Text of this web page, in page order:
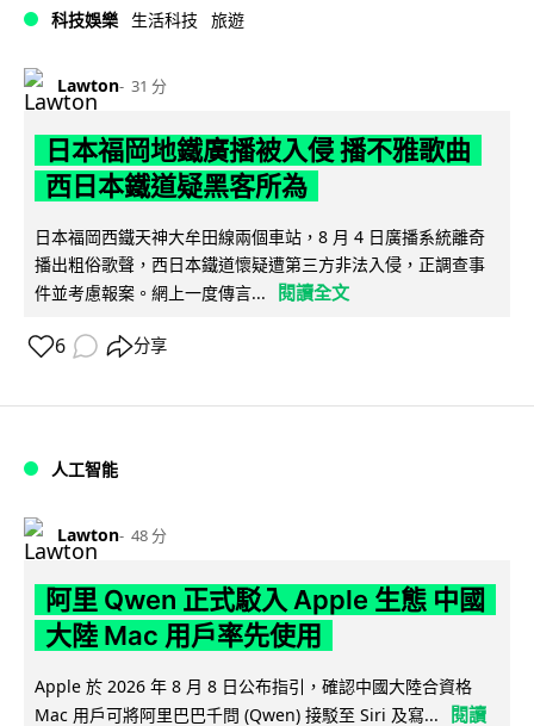
科技娛樂 生活科技 旅遊
Lawton 31 分
日本福岡地鐵廣播被入侵 播不雅歌曲
西日本鐵道疑黑客所為
日本福岡西鐵天神大牟田線兩個車站，8 月 4 日廣播系統離奇
播出粗俗歌聲，西日本鐵道懷疑遭第三方非法入侵，正調查事
件並考慮報案。網上一度傳言...
閱讀全文
6 分享
人工智能
Lawton 48 分
阿里 Qwen 正式駁入 Apple 生態 中國
大陸 Mac 用戶率先使用
Apple 於 2026 年 8 月 8 日公布指引，確認中國大陸合資格
Mac 用戶可將阿里巴巴千問 (Qwen) 接駁至 Siri 及寫...
閱讀